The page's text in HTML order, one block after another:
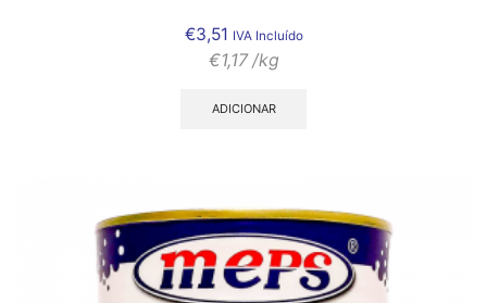
€3,51 IVA Incluído
€1,17 /kg
ADICIONAR